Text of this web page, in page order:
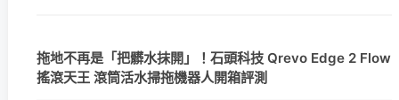
拖地不再是「把髒水抹開」！石頭科技 Qrevo Edge 2 Flow
搖滾天王 滾筒活水掃拖機器人開箱評測